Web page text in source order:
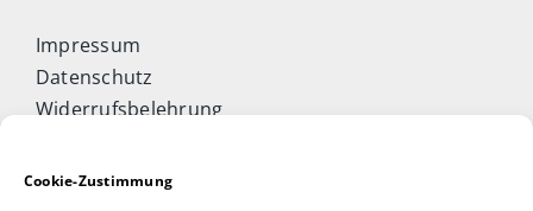
Cookie-Zustimmung
Impressum
Datenschutz
Widerrufsbelehrung
Allgemeine Geschäftsbedingungen